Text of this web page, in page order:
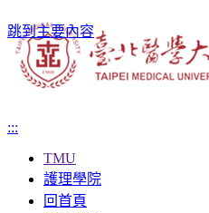
跳到主要內容
:::
TMU
護理學院
回首頁